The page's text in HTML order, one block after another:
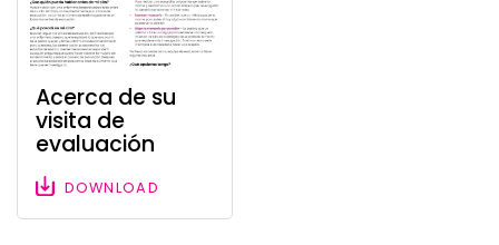
Acerca de su
visita de
evaluación
DOWNLOAD